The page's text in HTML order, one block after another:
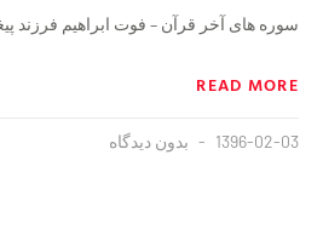
سوره های آخر قرآن – فوت ابراهیم فرزند
READ MORE
1396-02-03 بدون دیدگاه